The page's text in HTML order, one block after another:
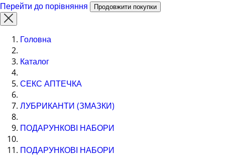
Перейти до порівняння Продовжити покупки
Головна
Каталог
СЕКС АПТЕЧКА
ЛУБРИКАНТИ (ЗМАЗКИ)
ПОДАРУНКОВІ НАБОРИ
ПОДАРУНКОВІ НАБОРИ